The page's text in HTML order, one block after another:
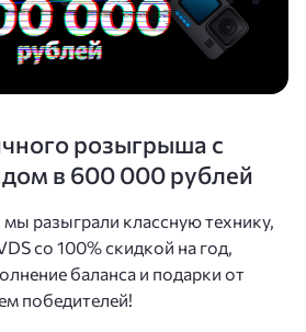
розыгрыша с
в 600 000 рублей
мы разыграли классную технику,
со 100% скидкой на год,
баланса и подарки от
победителей!